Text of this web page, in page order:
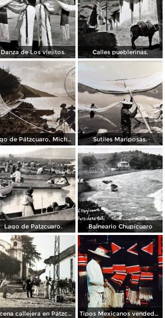
Danza de Los viejitos. Calles pueblerinas.
Lago de Pátzcuaro, Michoacán por el Fotógrafo Hugo Brehme. ( Circulada el 6 de Marzo de 1931 ). Sutiles Mariposas.
Lago de Patzcuaro. Balneario Chupícuaro
Escena callejera en Pátzcuaro, Michoacán. Tipos Mexicanos vendedor de Zarapes Pátzcuaro, Michoacán 1954.